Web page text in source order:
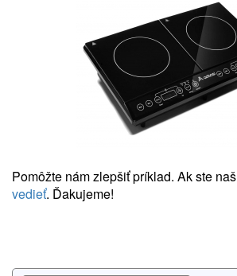
Pomôžte nám zlepšiť príklad. Ak ste
vedieť. Ďakujeme!